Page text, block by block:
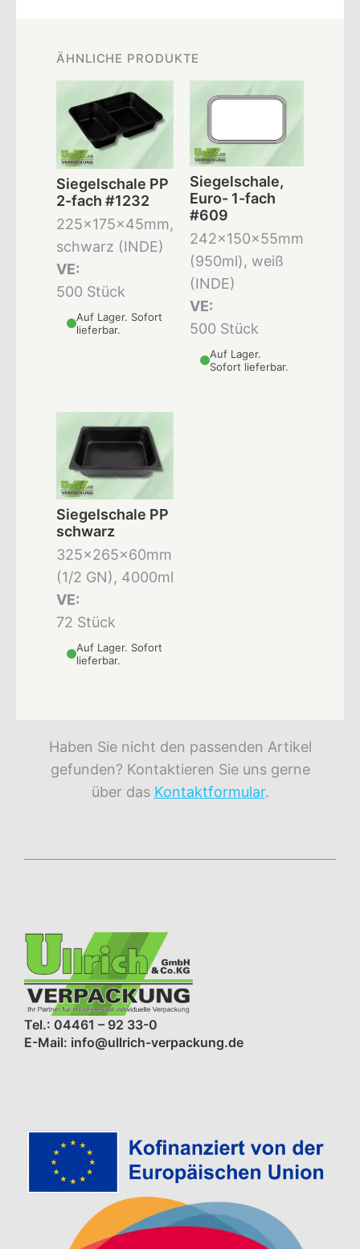
ÄHNLICHE PRODUKTE
Siegelschale PP
2-fach #1232
225x175x45mm,
schwarz (INDE)
VE:
500 Stück
Auf Lager. Sofort
lieferbar.
Siegelschale,
Euro- 1-fach
#609
242x150x55mm
(950ml), weiß
(INDE)
VE:
500 Stück
Auf Lager.
Sofort lieferbar.
Siegelschale PP
schwarz
325x265x60mm
(1/2 GN), 4000ml
VE:
72 Stück
Auf Lager. Sofort
lieferbar.
Haben Sie nicht den passenden Artikel
gefunden? Kontaktieren Sie uns gerne
über das Kontaktformular.
Tel.: 04461 – 92 33-0
E-Mail: info@ullrich-verpackung.de